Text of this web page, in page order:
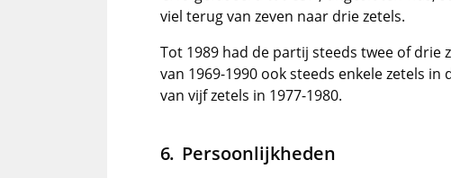
viel terug van zeven naar drie zetels.
Tot 1989 had de partij steeds twee of drie
van 1969-1990 ook steeds enkele zetels
van vijf zetels in 1977-1980.
Persoonlijkheden